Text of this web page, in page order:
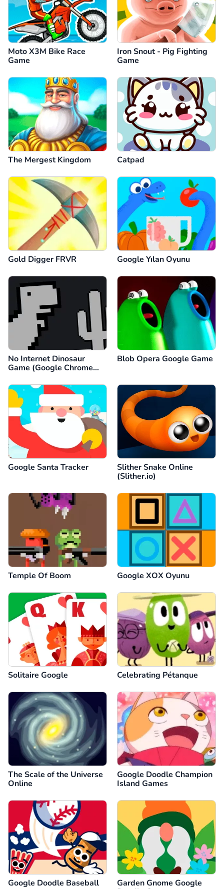
Moto X3M Bike Race
Game
Iron Snout - Pig Fighting
Game
The Mergest Kingdom Catpad
Gold Digger FRVR Google Yılan Oyunu
No Internet Dinosaur
Game (Google Chrome
Blob Opera Google Game
Google Santa Tracker
Slither Snake Online
(Slither.io)
Temple Of Boom Google XOX Oyunu
Solitaire Google Celebrating Pétanque
The Scale of the Universe
Online
Google Doodle Champion
Island Games
Google Doodle Baseball
Garden Gnome Google